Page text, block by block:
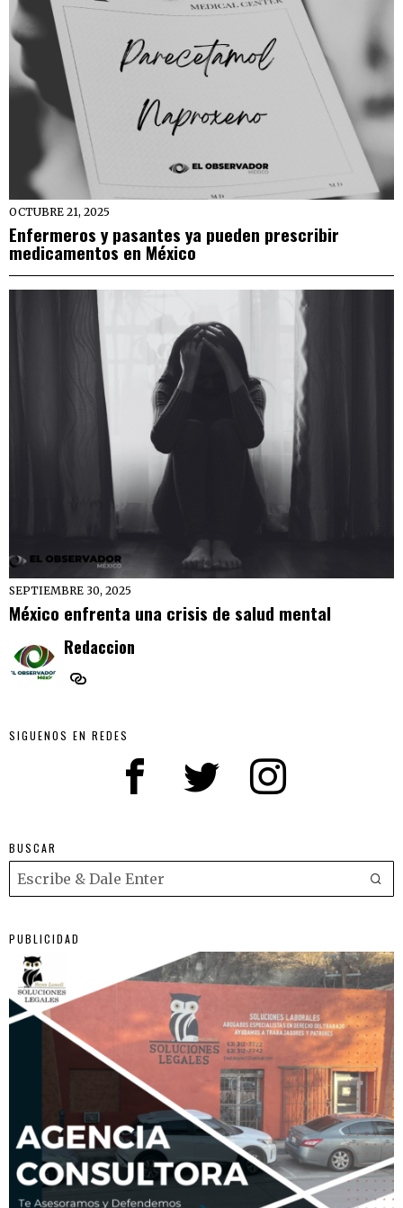
OCTUBRE 21, 2025
Enfermeros y pasantes ya pueden prescribir
medicamentos en México
SEPTIEMBRE 30, 2025
México enfrenta una crisis de salud mental
Redaccion
SIGUENOS EN REDES
BUSCAR
PUBLICIDAD